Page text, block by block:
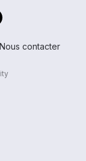
Nous contacter